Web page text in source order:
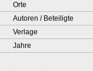
Orte
Autoren / Beteiligte
Verlage
Jahre